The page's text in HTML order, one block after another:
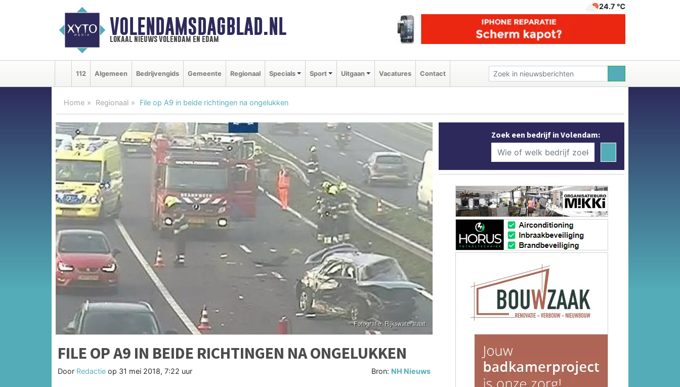
VOLENDAMSDAGBLAD.NL
lokaal nieuws volendam en edam
24.7 ℃
112 Algemeen Bedrijvengids Gemeente Regionaal Specials Sport Uitgaan Vacatures Contact
Home Regionaal File op A9 in beide richtingen na ongelukken
FILE OP A9 IN BEIDE RICHTINGEN NA ONGELUKKEN
Door Redactie op 31 mei 2018, 7:22 uur Bron: NH Nieuws
Zoek een bedrijf in Volendam: